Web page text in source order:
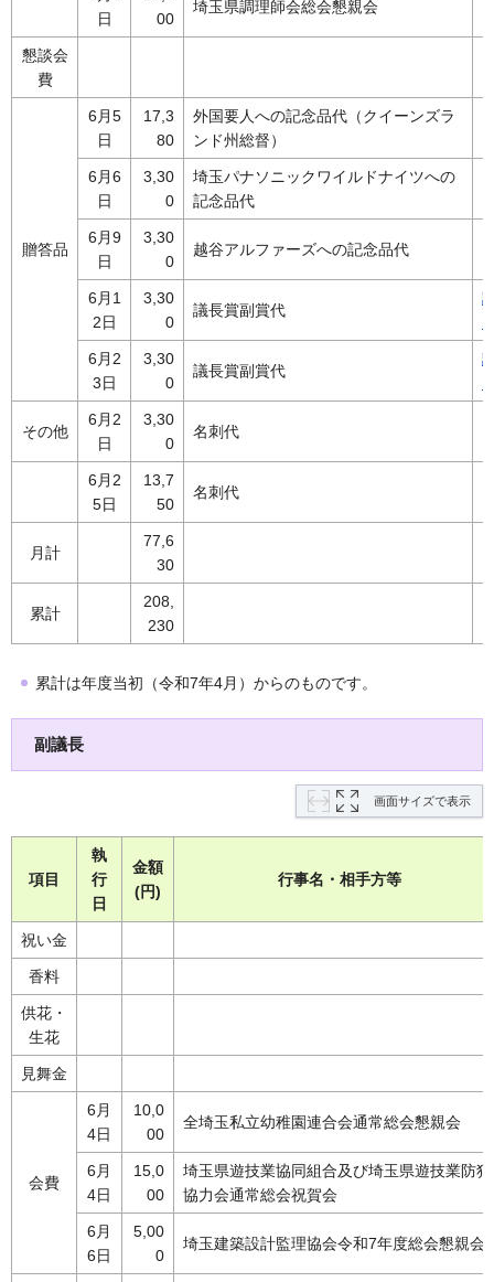
日
00
埼玉県調理師会総会懇親会
懇談会
費
贈答品
6月5
日
17,3
80
外国要人への記念品代（クイーンズラ
ンド州総督）
6月6
日
3,30
0
埼玉パナソニックワイルドナイツへの
記念品代
6月9
日
3,30
0
越谷アルファーズへの記念品代
6月1
2日
3,30
0
議長賞副賞代
6月2
3日
3,30
0
議長賞副賞代
その他
6月2
日
3,30
0
名刺代
6月2
5日
13,7
50
名刺代
月計
77,6
30
累計
208,
230
累計は年度当初（令和7年4月）からのものです。
副議長
画面サイズで表示
項目
執
行
日
金額
(円)
行事名・相手方等
祝い金
香料
供花・
生花
見舞金
会費
6月
4日
10,0
00
全埼玉私立幼稚園連合会通常総会懇親会
6月
4日
15,0
00
埼玉県遊技業協同組合及び埼玉県遊技業防犯
協力会通常総会祝賀会
6月
6日
5,00
0
埼玉建築設計監理協会令和7年度総会懇親会